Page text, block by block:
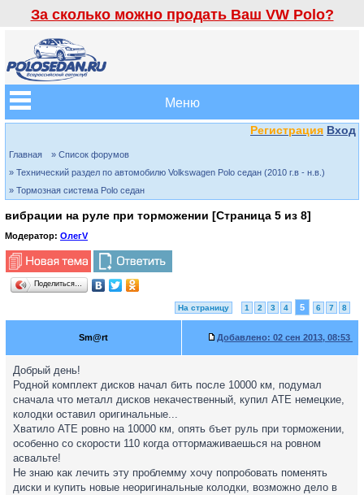
За сколько можно продать Ваш VW Polo?
Меню
Регистрация Вход
Главная
» Список форумов
» Технический раздел по автомобилю Volkswagen Polo седан (2010 г.в - н.в.)
» Тормозная система Polo седан
вибрации на руле при торможении [Страница 5 из 8]
Модератор: ОлегV
Поделиться…
На страницу 1 2 3 4 5 6 7 8
Sm@rt Добавлено: 02 сен 2013, 08:53
Добрый день!
Родной комплект дисков начал бить после 10000 км, подумал
сначала что металл дисков некачественный, купил АТЕ немецкие,
колодки оставил оригинальные...
Хватило АТЕ ровно на 10000 км, опять бъет руль при торможении,
особенно со скорости 110 когда оттормаживаешься на ровном
асвальте!
Не знаю как лечить эту проблемму хочу попробовать поменять
диски и купить новые неоригинальные колодки, возможно дело в